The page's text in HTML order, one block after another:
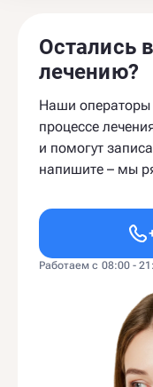
Остались
лечению?
Наши операторы
процессе
и помогут
напишите – мы
Работаем с 08:00 -